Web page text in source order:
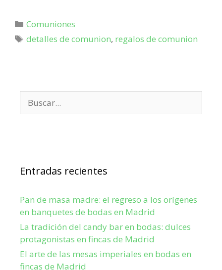
Comuniones
detalles de comunion, regalos de comunion
Entradas recientes
Pan de masa madre: el regreso a los orígenes
en banquetes de bodas en Madrid
La tradición del candy bar en bodas: dulces
protagonistas en fincas de Madrid
El arte de las mesas imperiales en bodas en
fincas de Madrid